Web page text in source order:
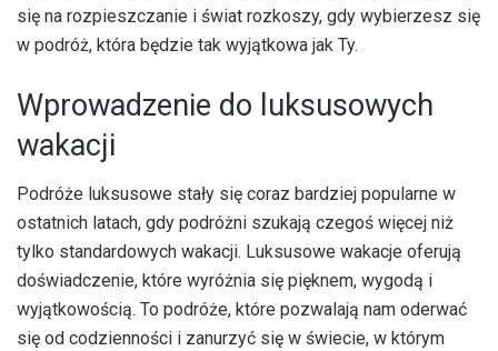
się na rozpieszczanie i świat rozkoszy, gdy wybierzesz się
w podróż, która będzie tak wyjątkowa jak Ty.
Wprowadzenie do luksusowych
wakacji
Podróże luksusowe stały się coraz bardziej popularne w
ostatnich latach, gdy podróżni szukają czegoś więcej niż
tylko standardowych wakacji. Luksusowe wakacje oferują
doświadczenie, które wyróżnia się pięknem, wygodą i
wyjątkowością. To podróże, które pozwalają nam oderwać
się od codzienności i zanurzyć się w świecie, w którym